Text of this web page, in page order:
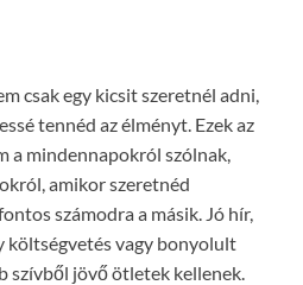
csak egy kicsit szeretnél adni,
tennéd az élményt. Ezek az
a mindennapokról szólnak,
amikor szeretnéd
számodra a másik. Jó hír,
költségvetés vagy bonyolult
szívből jövő ötletek kellenek.